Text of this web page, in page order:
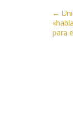
N
a
v
←
para